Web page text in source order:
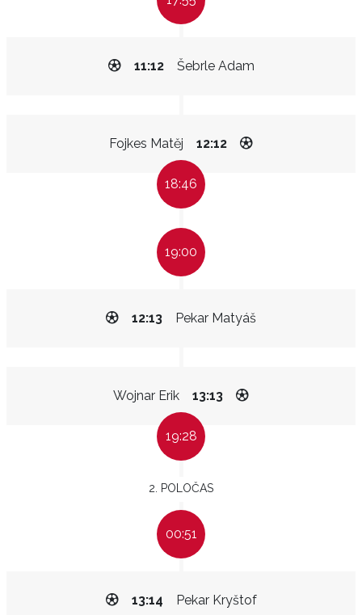
Šebrle Adam
11:12
Fojkes Matěj 12:12
18:46
19:00
Pekar Matyáš
12:13
Wojnar Erik 13:13
19:28
2. POLOČAS
00:51
Pekar Kryštof
13:14